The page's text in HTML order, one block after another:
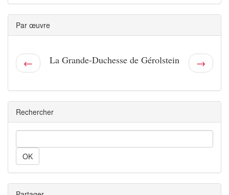
Par œuvre
← La Grande-Duchesse de Gérolstein →
Rechercher